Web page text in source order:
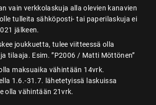
vain verkkolaskuja alla olevien kanavien
tulleita sähköposti- tai paperilaskuja ei
jälkeen.
joukkuetta, tulee viitteessä olla
tilaaja. Esim. ”P2006 / Matti Möttönen”
maksuaika vähintään 14vrk.
1.6.-31.7. lähetetyissä laskuissa
olla vähintään 21vrk.